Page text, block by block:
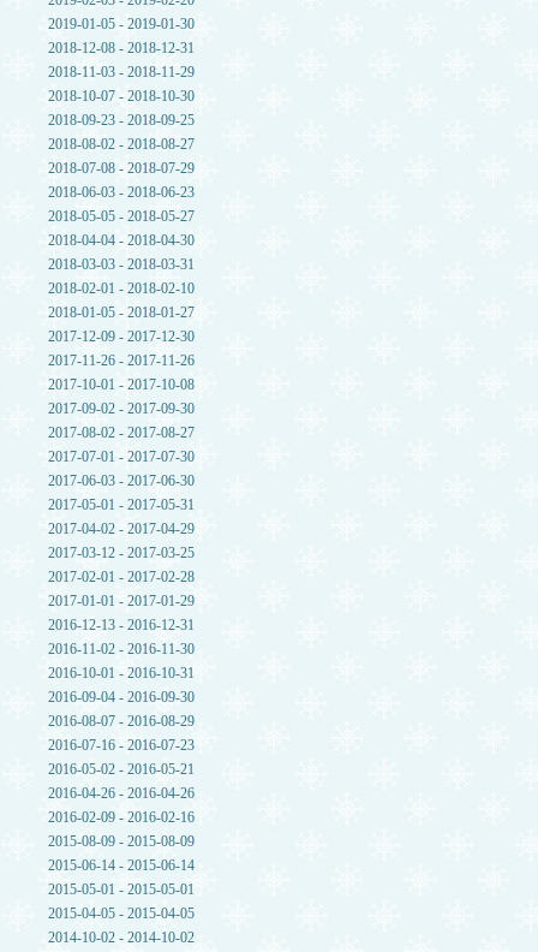
2019-01-05 - 2019-01-30
2018-12-08 - 2018-12-31
2018-11-03 - 2018-11-29
2018-10-07 - 2018-10-30
2018-09-23 - 2018-09-25
2018-08-02 - 2018-08-27
2018-07-08 - 2018-07-29
2018-06-03 - 2018-06-23
2018-05-05 - 2018-05-27
2018-04-04 - 2018-04-30
2018-03-03 - 2018-03-31
2018-02-01 - 2018-02-10
2018-01-05 - 2018-01-27
2017-12-09 - 2017-12-30
2017-11-26 - 2017-11-26
2017-10-01 - 2017-10-08
2017-09-02 - 2017-09-30
2017-08-02 - 2017-08-27
2017-07-01 - 2017-07-30
2017-06-03 - 2017-06-30
2017-05-01 - 2017-05-31
2017-04-02 - 2017-04-29
2017-03-12 - 2017-03-25
2017-02-01 - 2017-02-28
2017-01-01 - 2017-01-29
2016-12-13 - 2016-12-31
2016-11-02 - 2016-11-30
2016-10-01 - 2016-10-31
2016-09-04 - 2016-09-30
2016-08-07 - 2016-08-29
2016-07-16 - 2016-07-23
2016-05-02 - 2016-05-21
2016-04-26 - 2016-04-26
2016-02-09 - 2016-02-16
2015-08-09 - 2015-08-09
2015-06-14 - 2015-06-14
2015-05-01 - 2015-05-01
2015-04-05 - 2015-04-05
2014-10-02 - 2014-10-02